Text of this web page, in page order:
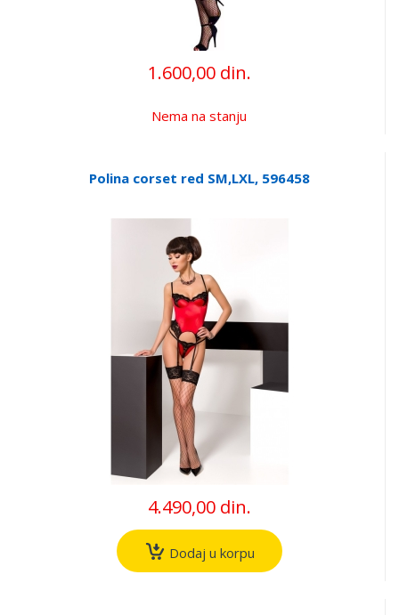
1.600,00 din.
Nema na stanju
Polina corset red SM,LXL, 596458
4.490,00 din.
Dodaj u korpu